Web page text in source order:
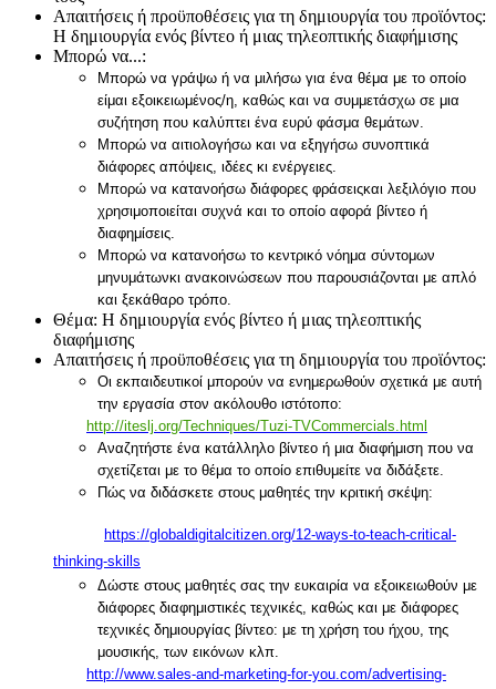
Απαιτήσεις ή προϋποθέσεις για τη δημιουργία του προϊόντος:
Η δημιουργία ενός βίντεο ή μιας τηλεοπτικής διαφήμισης
Μπορώ να...:
Μπορώ να γράψω ή να μιλήσω για ένα θέμα με το οποίο
είμαι εξοικειωμένος/η, καθώς και να συμμετάσχω σε μια
συζήτηση που καλύπτει ένα ευρύ φάσμα θεμάτων.
Μπορώ να αιτιολογήσω και να εξηγήσω συνοπτικά
διάφορες απόψεις, ιδέες κι ενέργειες.
Μπορώ να κατανοήσω διάφορες φράσειςκαι λεξιλόγιο που
χρησιμοποιείται συχνά και το οποίο αφορά βίντεο ή
διαφημίσεις.
Μπορώ να κατανοήσω το κεντρικό νόημα σύντομων
μηνυμάτωνκι ανακοινώσεων που παρουσιάζονται με απλό
και ξεκάθαρο τρόπο.
Θέμα: Η δημιουργία ενός βίντεο ή μιας τηλεοπτικής
διαφήμισης
Απαιτήσεις ή προϋποθέσεις για τη δημιουργία του προϊόντος:
Οι εκπαιδευτικοί μπορούν να ενημερωθούν σχετικά με αυτή
την εργασία στον ακόλουθο ιστότοπο:
http://iteslj.org/Techniques/Tuzi-TVCommercials.html
Αναζητήστε ένα κατάλληλο βίντεο ή μια διαφήμιση που να
σχετίζεται με το θέμα το οποίο επιθυμείτε να διδάξετε.
Πώς να διδάσκετε στους μαθητές την κριτική σκέψη:
https://globaldigitalcitizen.org/12-ways-to-teach-critical-
thinking-skills
Δώστε στους μαθητές σας την ευκαιρία να εξοικειωθούν με
διάφορες διαφημιστικές τεχνικές, καθώς και με διάφορες
τεχνικές δημιουργίας βίντεο: με τη χρήση του ήχου, της
μουσικής, των εικόνων κλπ.
http://www.sales-and-marketing-for-you.com/advertising-